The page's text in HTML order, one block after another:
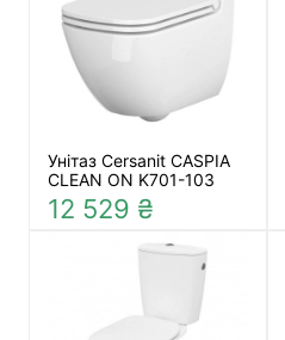
Унітаз Cersanit CASPIA
CLEAN ON K701-103
12 529 ₴